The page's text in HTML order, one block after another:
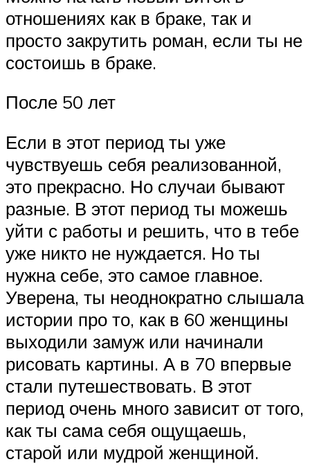
отношениях как в браке, так и
просто закрутить роман, если ты не
состоишь в браке.
После 50 лет
Если в этот период ты уже
чувствуешь себя реализованной,
это прекрасно. Но случаи бывают
разные. В этот период ты можешь
уйти с работы и решить, что в тебе
уже никто не нуждается. Но ты
нужна себе, это самое главное.
Уверена, ты неоднократно слышала
истории про то, как в 60 женщины
выходили замуж или начинали
рисовать картины. А в 70 впервые
стали путешествовать. В этот
период очень много зависит от того,
как ты сама себя ощущаешь,
старой или мудрой женщиной.